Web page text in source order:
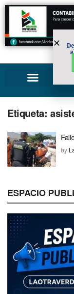
Etiqueta:
by
ESPACIO